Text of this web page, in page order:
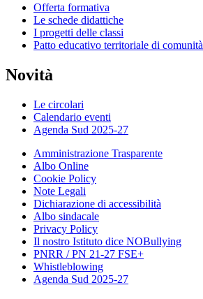
Offerta formativa
Le schede didattiche
I progetti delle classi
Patto educativo territoriale di comunità
Novità
Le circolari
Calendario eventi
Agenda Sud 2025-27
Amministrazione Trasparente
Albo Online
Cookie Policy
Note Legali
Dichiarazione di accessibilità
Albo sindacale
Privacy Policy
Il nostro Istituto dice NOBullying
PNRR / PN 21-27 FSE+
Whistleblowing
Agenda Sud 2025-27